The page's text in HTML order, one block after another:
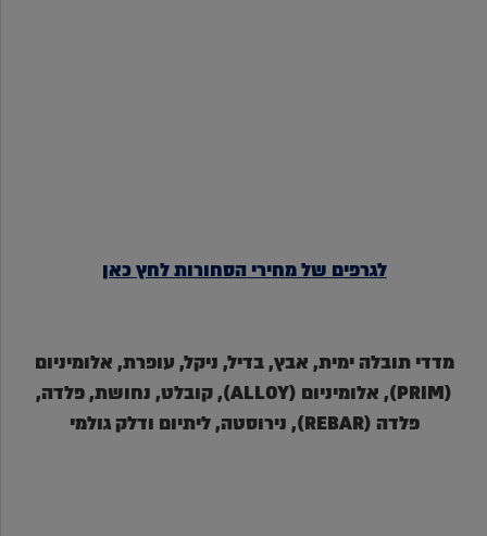
לגרפים שלמחיריהסחורותלחץ כאן
מדדי תובלה ימית, אבץ, בדיל, ניקל, עופרת, אלומיניום
(PRIM), אלומיניום (ALLOY), קובלט, נחושת, פלדה,
פלדה (REBAR), נירוסטה, ליתיום ודלק גולמי